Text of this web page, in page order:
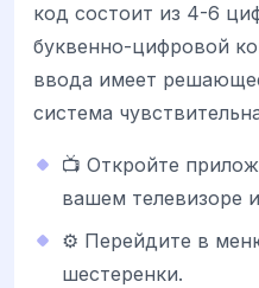
код состоит из 4-6
буквенно-цифровой
ввода имеет
система
📺 Откройте
вашем телевизоре
⚙️ Перейдите в
шестеренки.